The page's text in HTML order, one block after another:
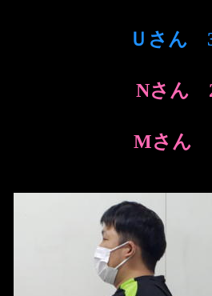
Ｕさん
Nさん
Mさん